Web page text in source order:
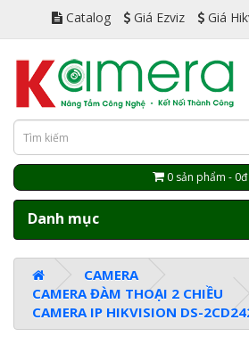
Catalog Giá Ezviz Giá
0 sản phẩm - 0đ
Danh mục
CAMERA
CAMERA ĐÀM THOẠI 2 CHIỀU
CAMERA IP HIKVISION DS-